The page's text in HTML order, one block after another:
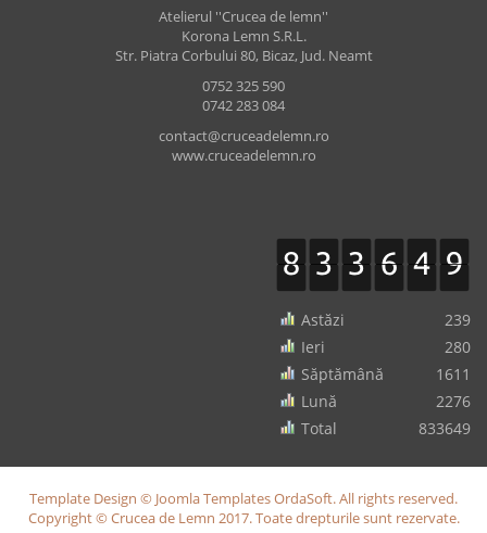
Atelierul ''Crucea de lemn''
Korona Lemn S.R.L.
Str. Piatra Corbului 80, Bicaz, Jud. Neamt
0752 325 590
0742 283 084
contact@cruceadelemn.ro
www.cruceadelemn.ro
Astăzi
239
Ieri
280
Săptămână
1611
Lună
2276
Total
833649
Template Design © Joomla Templates OrdaSoft. All rights reserved.
Copyright © Crucea de Lemn 2017. Toate drepturile sunt rezervate.